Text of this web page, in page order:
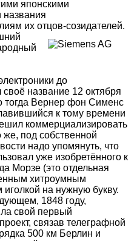
японскими
названия
их отцов-созидателей.
до
название 12 октября
тогда Вернер фон Сименс
к тому времени
коммерциализировать
же, под собственной
надо упомянуть, что
уже изобретённого к
Морзе (это отдельная
хитроумным
на нужную букву.
1848 году,
свой первый
связав телеграфной
500 км Берлин и